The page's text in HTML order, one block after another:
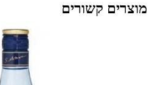
מוצרים קשורים